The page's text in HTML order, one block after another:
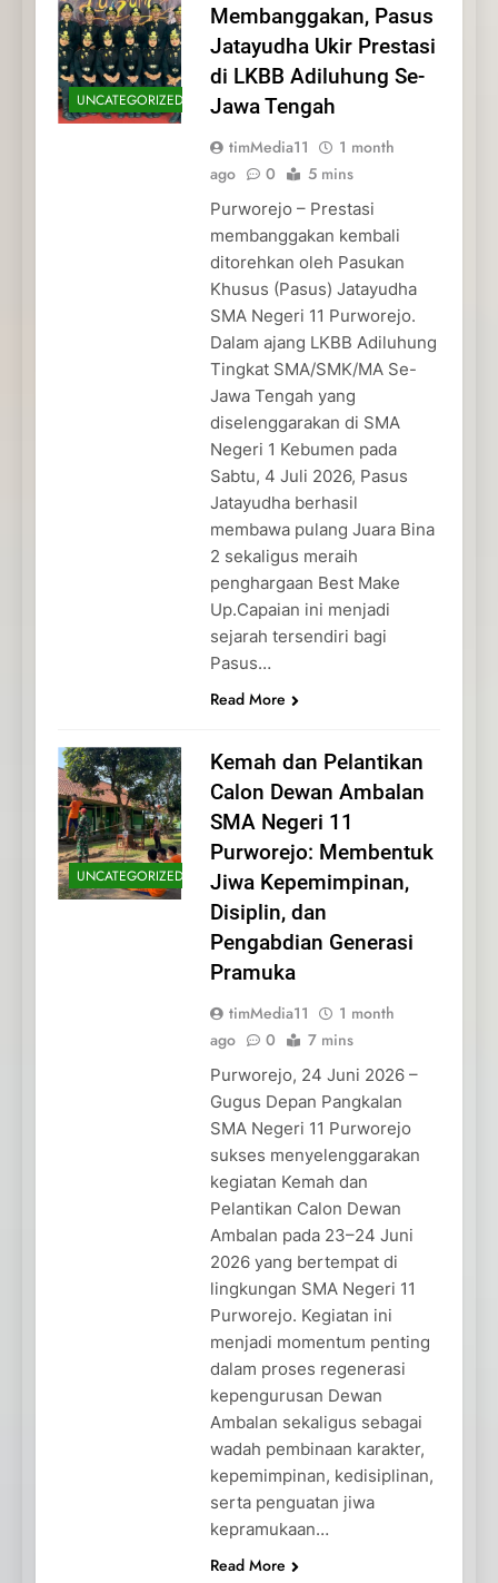
UNCATEGORIZED
Membanggakan, Pasus
Jatayudha Ukir Prestasi
di LKBB Adiluhung Se-
Jawa Tengah
timMedia11
1 month
ago
0 5 mins
Purworejo – Prestasi
membanggakan kembali
ditorehkan oleh Pasukan
Khusus (Pasus) Jatayudha
SMA Negeri 11 Purworejo.
Dalam ajang LKBB Adiluhung
Tingkat SMA/SMK/MA Se-
Jawa Tengah yang
diselenggarakan di SMA
Negeri 1 Kebumen pada
Sabtu, 4 Juli 2026, Pasus
Jatayudha berhasil
membawa pulang Juara Bina
2 sekaligus meraih
penghargaan Best Make
Up.Capaian ini menjadi
sejarah tersendiri bagi
Pasus…
Read More
UNCATEGORIZED
Kemah dan Pelantikan
Calon Dewan Ambalan
SMA Negeri 11
Purworejo: Membentuk
Jiwa Kepemimpinan,
Disiplin, dan
Pengabdian Generasi
Pramuka
timMedia11
1 month
ago
0 7 mins
Purworejo, 24 Juni 2026 –
Gugus Depan Pangkalan
SMA Negeri 11 Purworejo
sukses menyelenggarakan
kegiatan Kemah dan
Pelantikan Calon Dewan
Ambalan pada 23–24 Juni
2026 yang bertempat di
lingkungan SMA Negeri 11
Purworejo. Kegiatan ini
menjadi momentum penting
dalam proses regenerasi
kepengurusan Dewan
Ambalan sekaligus sebagai
wadah pembinaan karakter,
kepemimpinan, kedisiplinan,
serta penguatan jiwa
kepramukaan…
Read More